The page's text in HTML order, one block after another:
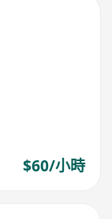
$60/小時